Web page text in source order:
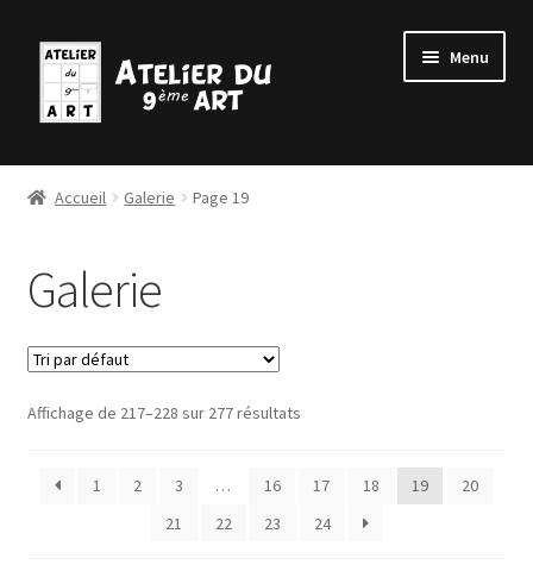
Aller
Aller
contenu
Menu
Accueil
Para BD
Galerie
Masterclass de l’Atelier
Team Building
Accueil Galerie Page 19
Galerie
Affichage de 217–228 sur 277 résultats
1 2 3 … 16 17 18 19
20
21
22 23 24